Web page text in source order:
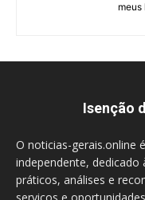
meus
Isenção
O noticias-gerais.online
independente, dedicado
práticos, análises e